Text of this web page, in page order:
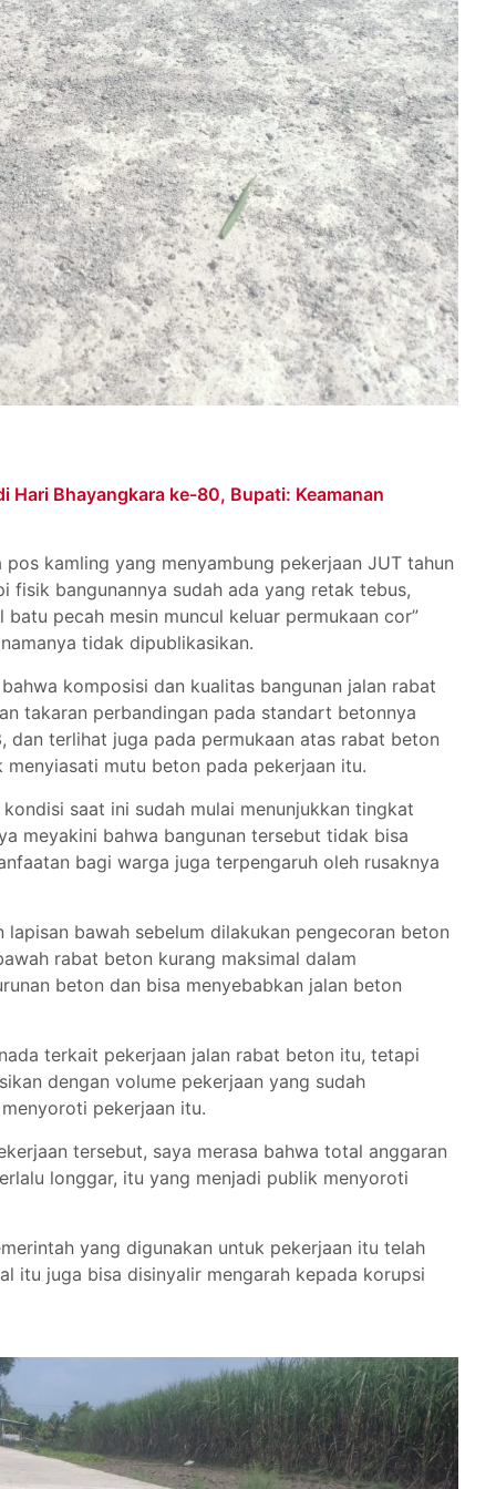
Hari Bhayangkara ke-80, Bupati: Keamanan
kamling yang menyambung pekerjaan JUT tahun
fisik bangunannya sudah ada yang retak tebus,
pecah mesin muncul keluar permukaan cor”
tidak dipublikasikan.
komposisi dan kualitas bangunan jalan rabat
takaran perbandingan pada standart betonnya
terlihat juga pada permukaan atas rabat beton
mutu beton pada pekerjaan itu.
saat ini sudah mulai menunjukkan tingkat
meyakini bahwa bangunan tersebut tidak bisa
bagi warga juga terpengaruh oleh rusaknya
lapisan bawah sebelum dilakukan pengecoran beton
rabat beton kurang maksimal dalam
beton dan bisa menyebabkan jalan beton
terkait pekerjaan jalan rabat beton itu, tetapi
dengan volume pekerjaan yang sudah
pekerjaan itu.
tersebut, saya merasa bahwa total anggaran
longgar, itu yang menjadi publik menyoroti
yang digunakan untuk pekerjaan itu telah
itu juga bisa disinyalir mengarah kepada korupsi